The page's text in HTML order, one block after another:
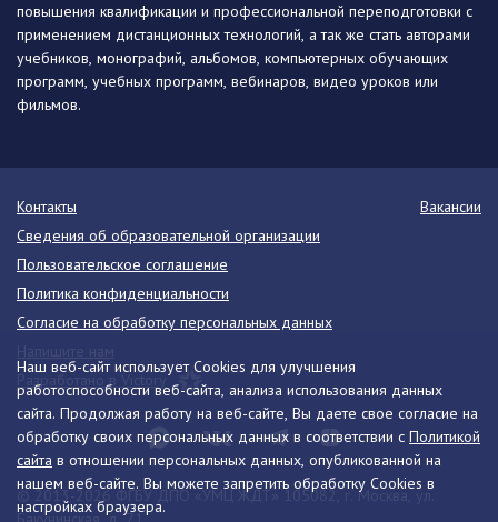
Наш веб-сайт использует Cookies для улучшения
работоспособности веб-сайта, анализа использования данных
сайта. Продолжая работу на веб-сайте, Вы даете свое согласие на
обработку своих персональных данных в соответствии с Политикой
сайта в отношении персональных данных, опубликованной на
нашем веб-сайте. Вы можете запретить обработку Cookies в
настройках браузера.
повышения квалификации и профессиональной переподготовки с
применением дистанционных технологий, а так же стать авторами
учебников, монографий, альбомов, компьютерных обучающих
программ, учебных программ, вебинаров, видео уроков или
фильмов.
© 2013-2026 ФГБУ ДПО «УМЦ ЖДТ» 105082, г. Москва, ул.
Контакты
Вакансии
Сведения об образовательной организации
Пользовательское соглашение
Политика конфиденциальности
Согласие на обработку персональных данных
Разработано в Victory